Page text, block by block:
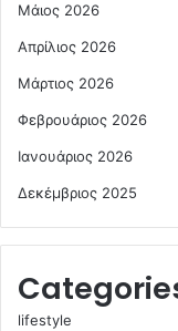
Μάιος 2026
Απρίλιος 2026
Μάρτιος 2026
Φεβρουάριος 2026
Ιανουάριος 2026
Δεκέμβριος 2025
lifestyle